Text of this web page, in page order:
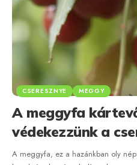
CSERESZNYE MEGGY
A meggyfa
védekezzünk a
A meggyfa, ez a hazánkban oly